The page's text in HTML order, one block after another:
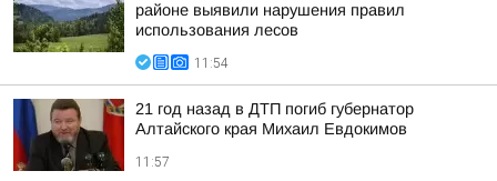
районе выявили нарушения правил
использования лесов
11:54
21 год назад в ДТП погиб губернатор
Алтайского края Михаил Евдокимов
11:57